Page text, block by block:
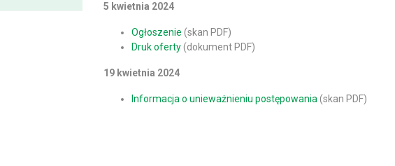
5 kwietnia 2024
Ogłoszenie (skan PDF)
Druk oferty(dokument PDF)
19 kwietnia 2024
Informacja o unieważnieniu postępowania (skan PDF)